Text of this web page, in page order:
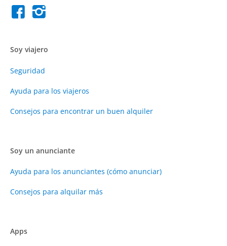
Soy viajero
Seguridad
Ayuda para los viajeros
Consejos para encontrar un buen alquiler
Soy un anunciante
Ayuda para los anunciantes (cómo anunciar)
Consejos para alquilar más
Apps